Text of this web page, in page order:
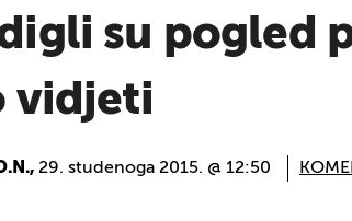
su pogled
vidjeti
29. studenoga 2015. @ 12:50